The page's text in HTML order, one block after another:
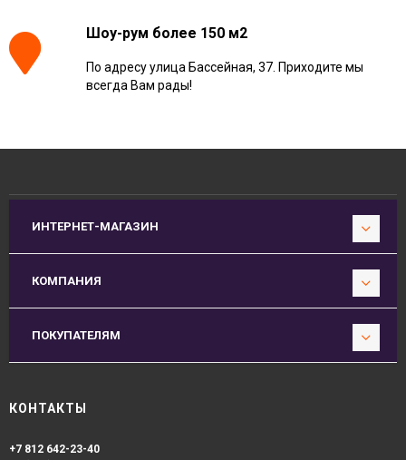
Шоу-рум более 150 м2
По адресу улица Бассейная, 37. Приходите мы
всегда Вам рады!
ИНТЕРНЕТ-МАГАЗИН
КОМПАНИЯ
ПОКУПАТЕЛЯМ
КОНТАКТЫ
+7 812 642-23-40